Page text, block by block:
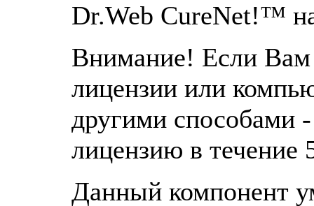
Dr.Web CureNet!™
Внимание! Если Вам
лицензии или
другими
лицензию в течение
Данный компонент